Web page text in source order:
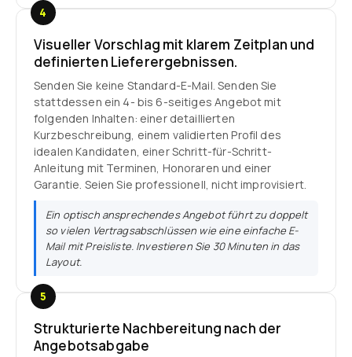
4
Visueller Vorschlag mit klarem Zeitplan und
definierten Lieferergebnissen.
Senden Sie keine Standard-E-Mail. Senden Sie
stattdessen ein 4- bis 6-seitiges Angebot mit
folgenden Inhalten: einer detaillierten
Kurzbeschreibung, einem validierten Profil des
idealen Kandidaten, einer Schritt-für-Schritt-
Anleitung mit Terminen, Honoraren und einer
Garantie. Seien Sie professionell, nicht improvisiert.
Ein optisch ansprechendes Angebot führt zu doppelt
so vielen Vertragsabschlüssen wie eine einfache E-
Mail mit Preisliste. Investieren Sie 30 Minuten in das
Layout.
5
Strukturierte Nachbereitung nach der
Angebotsabgabe